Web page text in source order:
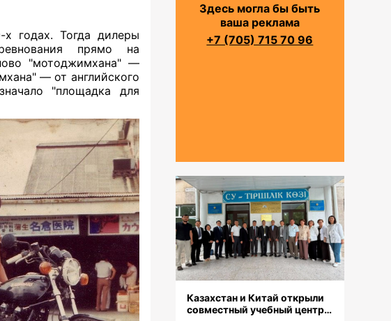
годах. Тогда дилеры
прямо на
"мотоджимхана" —
— от английского
"площадка для
Здесь могла бы быть
ваша реклама
+7 (705) 715 70 96
Казахстан и Китай открыли
совместный учебный центр